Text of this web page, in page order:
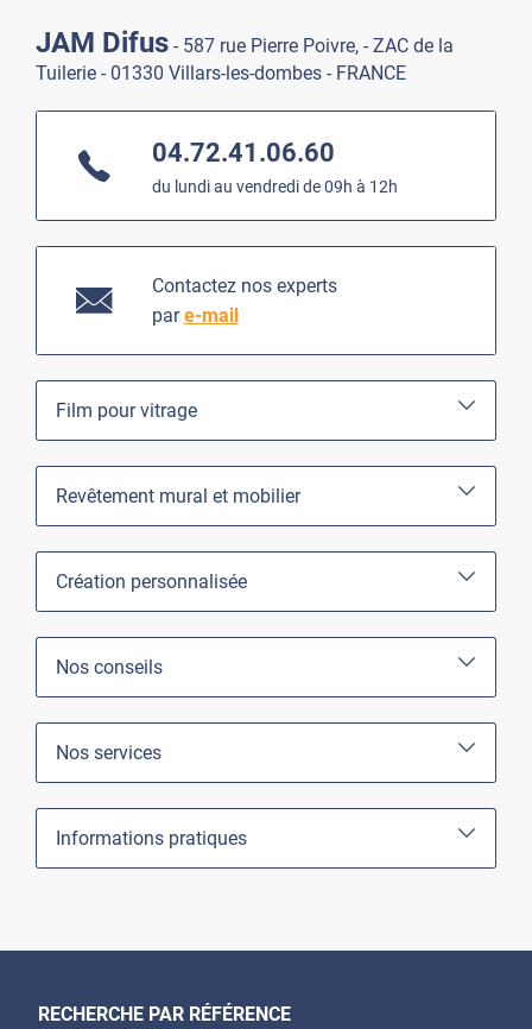
JAM Difus - 587 rue Pierre Poivre, - ZAC de la
Tuilerie - 01330 Villars-les-dombes - FRANCE
04.72.41.06.60
du lundi au vendredi de 09h à 12h
Contactez nos experts
pare-mail
Film pour vitrage
Revêtement mural et mobilier
Création personnalisée
Nos conseils
Nos services
Informations pratiques
RECHERCHE PAR RÉFÉRENCE